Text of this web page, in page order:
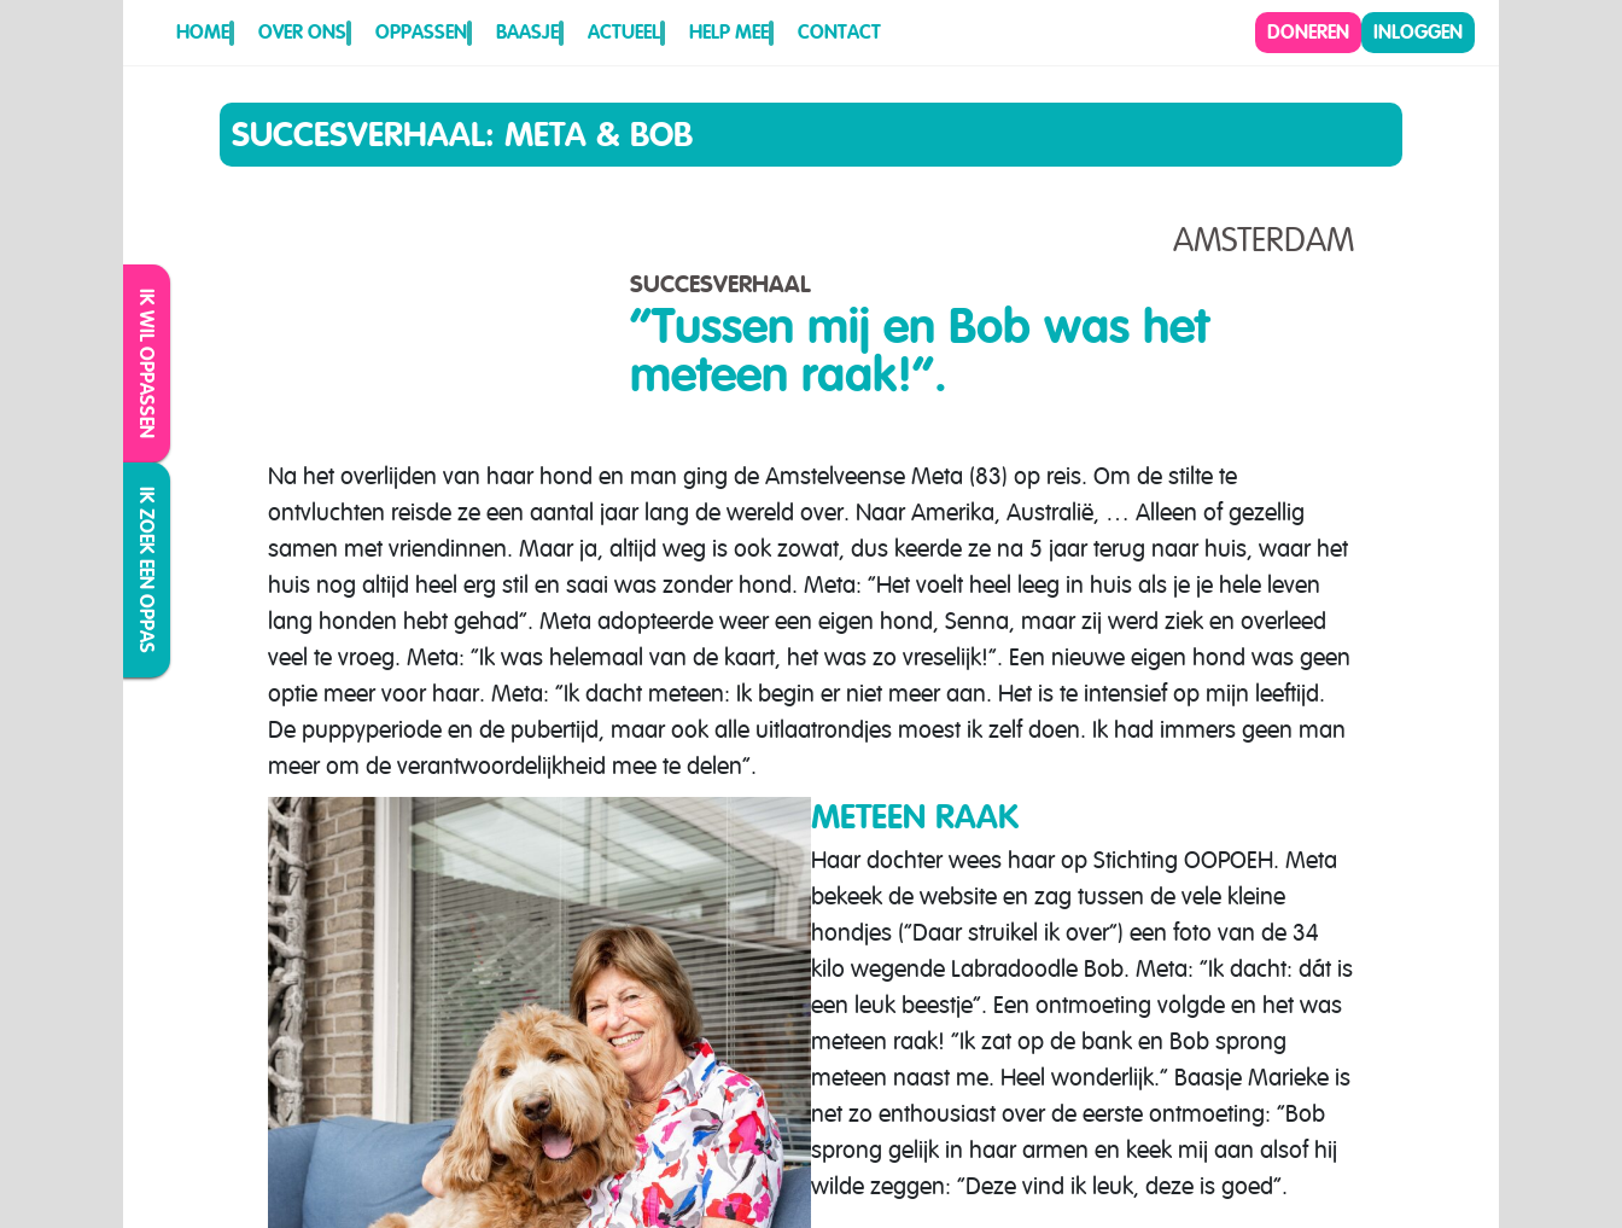
HOME OVER ONS OPPASSEN BAASJE ACTUEEL HELP MEE CONTACT DONEREN INLOGGEN
IK WIL OPPASSEN
IK ZOEK EEN OPPAS
SUCCESVERHAAL: META & BOB
AMSTERDAM
SUCCESVERHAAL
“Tussen mij en Bob was het
meteen raak!”.
Na het overlijden van haar hond en man ging de Amstelveense Meta (83) op reis. Om de stilte te
ontvluchten reisde ze een aantal jaar lang de wereld over. Naar Amerika, Australië, … Alleen of gezellig
samen met vriendinnen. Maar ja, altijd weg is ook zowat, dus keerde ze na 5 jaar terug naar huis, waar het
huis nog altijd heel erg stil en saai was zonder hond. Meta: “Het voelt heel leeg in huis als je je hele leven
lang honden hebt gehad”. Meta adopteerde weer een eigen hond, Senna, maar zij werd ziek en overleed
veel te vroeg. Meta: “Ik was helemaal van de kaart, het was zo vreselijk!”. Een nieuwe eigen hond was geen
optie meer voor haar. Meta: “Ik dacht meteen: Ik begin er niet meer aan. Het is te intensief op mijn leeftijd.
De puppyperiode en de pubertijd, maar ook alle uitlaatrondjes moest ik zelf doen. Ik had immers geen man
meer om de verantwoordelijkheid mee te delen”.
METEEN RAAK
Haar dochter wees haar op Stichting OOPOEH. Meta
bekeek de website en zag tussen de vele kleine
hondjes (“Daar struikel ik over”) een foto van de 34
kilo wegende Labradoodle Bob. Meta: “Ik dacht: dát is
een leuk beestje”. Een ontmoeting volgde en het was
meteen raak! “Ik zat op de bank en Bob sprong
meteen naast me. Heel wonderlijk.” Baasje Marieke is
net zo enthousiast over de eerste ontmoeting: “Bob
sprong gelijk in haar armen en keek mij aan alsof hij
wilde zeggen: “Deze vind ik leuk, deze is goed”.